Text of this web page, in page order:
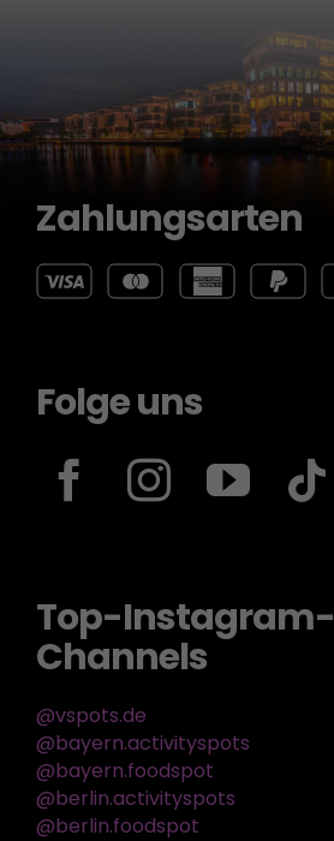
Zahlungsarten
Folge uns
Top-Instagram-
Channels
@vspots.de
@bayern.activityspots
@bayern.foodspot
@berlin.activityspots
@berlin.foodspot